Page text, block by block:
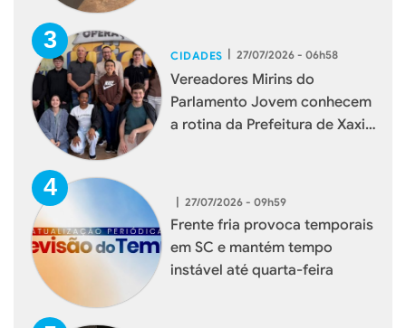
CIDADES | 27/07/2026 - 06h58
Vereadores Mirins do
Parlamento Jovem conhecem
a rotina da Prefeitura de Xaxim
| 27/07/2026 - 09h59
Frente fria provoca temporais
em SC e mantém tempo
instável até quarta-feira